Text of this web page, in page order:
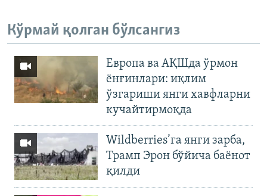
Кўрмай қолган бўлсангиз
Европа ва АҚШда ўрмон
ёнғинлари: иқлим
ўзгариши янги хавфларни
кучайтирмоқда
Wildberries’га янги зарба,
Трамп Эрон бўйича баёнот
қилди